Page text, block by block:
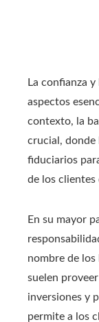
La confianza
aspectos
contexto, la
crucial, donde
fiduciarios
de los clientes
En su mayor
nombre de los
suelen
inversiones y
permite a los